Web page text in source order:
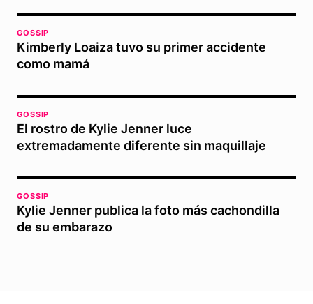
GOSSIP
Kimberly Loaiza tuvo su primer accidente
como mamá
GOSSIP
El rostro de Kylie Jenner luce
extremadamente diferente sin maquillaje
GOSSIP
Kylie Jenner publica la foto más cachondilla
de su embarazo